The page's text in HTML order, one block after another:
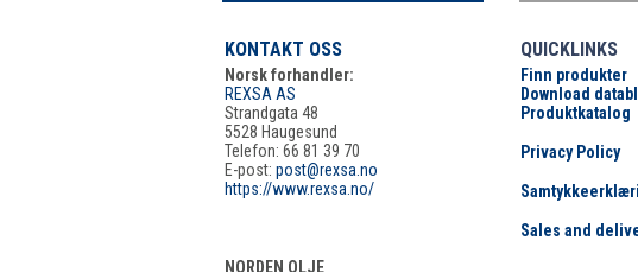
KONTAKT OSS
Norsk forhandler:
REXSA AS
Strandgata 48
5528 Haugesund
Telefon: 66 81 39 70
E-post: post@rexsa.no
https://www.rexsa.no/
NORDEN OLJE
QUICKLINKS
Finn produkter
Download
Produktkatalog
Privacy Policy
Sales and